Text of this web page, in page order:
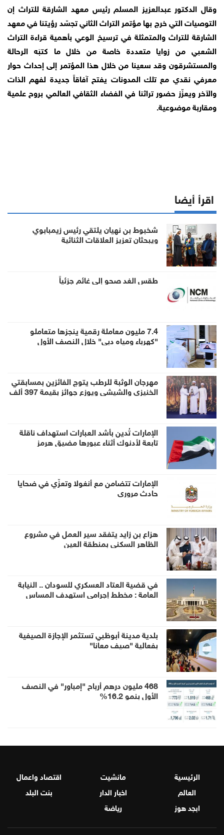
وقال الدكتور عبدالعزيز المسلم رئيس معهد الشارقة للتراث إن
التوصيات التي خرج بها مؤتمر التراث الثاني تجسّد رؤيتنا في معهد
الشارقة للتراث والمتمثلة في ترسيخ الوعي بأهمية قراءة التراث
الشعبي من زوايا متعددة خاصة من خلال ما كتبَه الرحالة
والمستشرقون وقد سعينا من خلال هذا المؤتمر إلى إحداث حوار
معرفي نقدي مع تلك المدونات يفتح آفاقاً جديدة لفهم الذات
والآخر ويعزّز حضور تراثنا في الفضاء الثقافي العالمي بروح علمية
ومقاربة موضوعية.
اقرأ أيضا
شخبوط بن نهيان يلتقي رئيس زيمبابوي
ويبحثان تعزيز العلاقات الثنائية
طقس الغد صحو إلى غائم جزئياً
7.4 مليون معاملة رقمية ينجزها متعاملو
"كهرباء ومياه دبي" خلال النصف الأول
مهرجان الوثبة للرطب يتوج الفائزين بمسابقتي
الخنيزي والشيشي ويوزع جوائز بقيمة 397 ألف
درهم
الإمارات تُدين بأشد العبارات استهداف ناقلة
تابعة لأدنوك أثناء عبورها مضيق هرمز
الإمارات تتضامن مع أنغولا وتعزّي في ضحايا
حادث مروري
هزاع بن زايد يتفقد سير العمل في مشروع
الظاهر السكني بمنطقة العين
في قضية العتاد العسكري للسودان .. النيابة
العامة : مخطط إجرامي استهدف المساس
بسيادة الدولة وأمنها والزج باسمها في صراع لا
بلدية مدينة أبوظبي تستثمر الإجازة الصيفية
بفعالية "صيف معانا"
468 مليون درهم أرباح "إمباور" في النصف
الأول بنمو 16.2%
الرئيسية مانشيت
اقتصاد واعمال
العالم
اخبار الدار
بنت البلد
ابجد هوز
رياضة